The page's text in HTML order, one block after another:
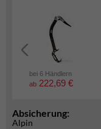
bei 6 Händlern
ab 222,69 €
Absicherung:
Alpin